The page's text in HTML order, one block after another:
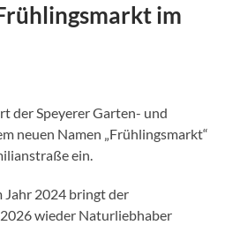
im
der Speyerer Garten- und
neuen Namen „Frühlingsmarkt“
ein.
Jahr 2024 bringt der
wieder Naturliebhaber